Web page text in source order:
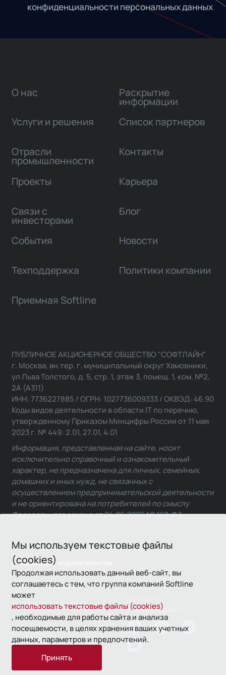
конфиденциальности персональных данных
Мы используем текстовые файлы
(cookies)
Продолжая использовать данный веб-сайт, вы
соглашаетесь с тем, что группа компаний Softline
может
использовать текстовые файлы (cookies)
, необходимые для работы сайта и анализа
посещаемости, в целях хранения ваших учетных
данных, параметров и предпочтений.
Принять
О нас
Услуги и решения
Отрасли
промышленности
Проекты
Связи с
инвесторами
Раскрытие
информации
Список партнеров
Контакты
Карьера
Блог
События Новости
Техподдержка Политики компании
Приемная Softline
Связаться с отделом качества
ПУБЛИЧНОЕ АКЦИОНЕРНОЕ ОБЩЕСТВО "СОФТЛАЙН"
г. Москва, вн.тер. г. муниципальный округ Хамовники,
ул Льва Толстого, д. 5, стр. 1, этаж 3, помещ. 1, ком. №2,
2А (А311)
ИНН: 7736227885 / ОГРН: 1027736009333 / ОКВЭД: 46.90
Коды видов деятельности в области IT по перечню,
утвержденному Приказом Минцифры России от 11 мая
2023 г. № 449: 2.01, 27.01, 4.01
Информация, представленная на сайте, носит
исключительно справочный и ознакомительный
характер, не предназначена для личных, семейных,
домашних и иных нужд, не связанных с
осуществлением предпринимательской деятельности
и не ориентирована на потребителей по смыслу
Федерального закона от 24.06.2025 № 168-ФЗ.
© 1993—2026 Softline
использования
Политика
конфиденциальности